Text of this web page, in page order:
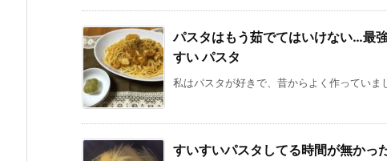
パスタはもう茹でてはいけない…最
すい パスタ
私はパスタが好きで、昔からよく作ってい
すいすいパスタしてる時間が無か